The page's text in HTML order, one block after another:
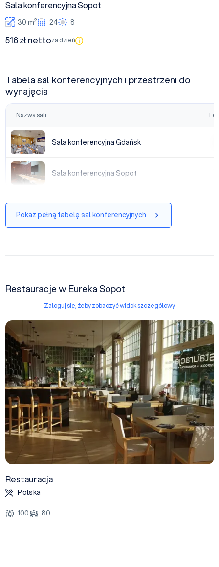
Sala konferencyjna Sopot
30 m2 24 8
516 zł nettoza dzień
Tabela sal konferencyjnych i przestrzeni do
wynajęcia
Nazwa sali
Sala konferencyjna Gdańsk
Sala konferencyjna Gdańsk
Sala konferencyjna Sopot
Sala konferencyjna Sopot
Pokaż pełną tabelę sal konferencyjnych
Restauracje w Eureka Sopot
Zaloguj się, żeby zobaczyć widok szczegółowy
Restauracja
Polska
100 80